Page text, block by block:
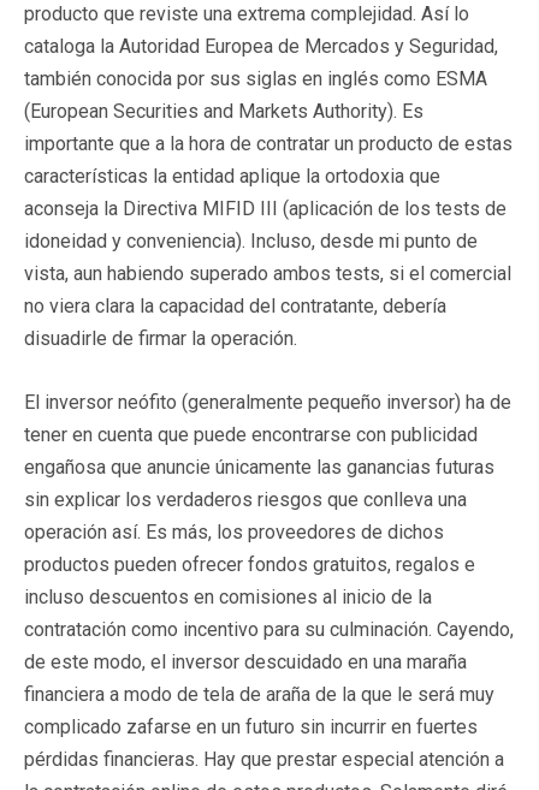
producto que reviste una extrema complejidad. Así lo
cataloga la Autoridad Europea de Mercados y Seguridad,
también conocida por sus siglas en inglés como ESMA
(European Securities and Markets Authority). Es
importante que a la hora de contratar un producto de estas
características la entidad aplique la ortodoxia que
aconseja la Directiva MIFID III (aplicación de los tests de
idoneidad y conveniencia). Incluso, desde mi punto de
vista, aun habiendo superado ambos tests, si el comercial
no viera clara la capacidad del contratante, debería
disuadirle de firmar la operación.
El inversor neófito (generalmente pequeño inversor) ha de
tener en cuenta que puede encontrarse con publicidad
engañosa que anuncie únicamente las ganancias futuras
sin explicar los verdaderos riesgos que conlleva una
operación así. Es más, los proveedores de dichos
productos pueden ofrecer fondos gratuitos, regalos e
incluso descuentos en comisiones al inicio de la
contratación como incentivo para su culminación. Cayendo,
de este modo, el inversor descuidado en una maraña
financiera a modo de tela de araña de la que le será muy
complicado zafarse en un futuro sin incurrir en fuertes
pérdidas financieras. Hay que prestar especial atención a